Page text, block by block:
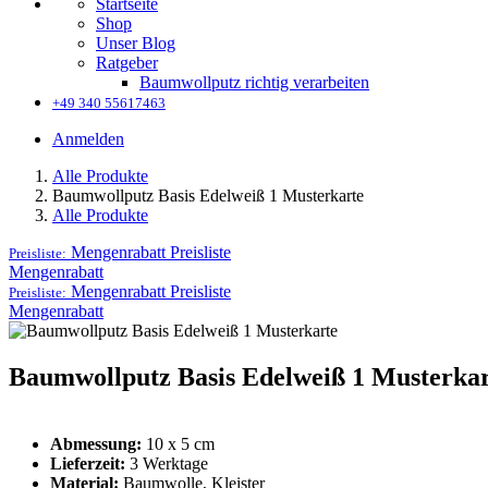
Shop
Unser Blog
Ratgeber
Baumwollputz richtig verarbeiten
+49 340 55617463
Anmelden
Alle Produkte
Baumwollputz Basis Edelweiß 1 Musterkarte
Alle Produkte
Preisliste: Mengenrabatt Preisliste
Mengenrabatt
Preisliste: Mengenrabatt Preisliste
Mengenrabatt
Baumwollputz Basis Edelweiß 1
Abmessung: 10 x 5 cm
Lieferzeit: 3 Werktage
Material: Baumwolle, Kleister